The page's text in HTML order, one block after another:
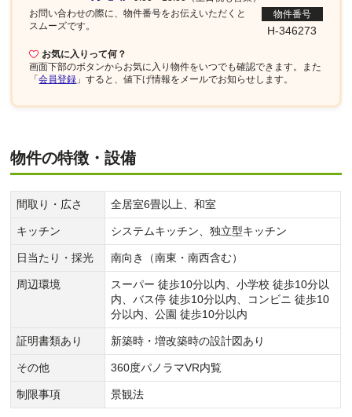
お気に入りって何？
画面下部のボタンからお気に入り物件をいつでも確認できます。また
「会員登録 」すると、値下げ情報をメールでお知らせします。
お問い合わせの際に、物件番号をお伝えいただくと
スムーズです。
物件番号
H-346273
物件の特徴・設備
間取り・広さ 全居室6畳以上、和室
キッチン システムキッチン、独立型キッチン
日当たり・採光 南向き（南東・南西含む）
周辺環境
スーパー 徒歩10分以内、小学校 徒歩10分以
内、バス停 徒歩10分以内、コンビニ 徒歩10
分以内、公園 徒歩10分以内
証明書類あり 新築時・増改築時の設計図あり
その他 360度パノラマVR内覧
制限事項 景観法